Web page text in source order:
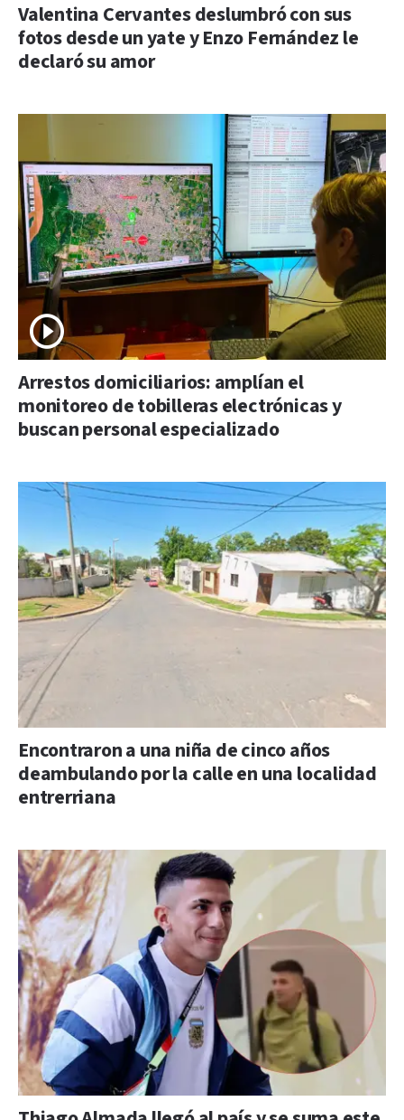
Valentina Cervantes deslumbró con sus
fotos desde un yate y Enzo Fernández le
declaró su amor
Arrestos domiciliarios: amplían el
monitoreo de tobilleras electrónicas y
buscan personal especializado
Encontraron a una niña de cinco años
deambulando por la calle en una localidad
entrerriana